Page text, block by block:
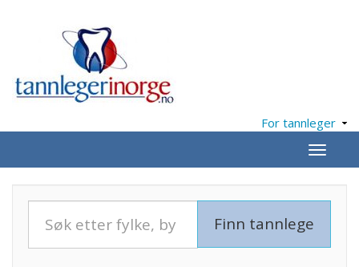
For tannleger
Meny